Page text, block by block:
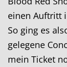
einen Auftritt
So ging es
gelegene
mein Ticket